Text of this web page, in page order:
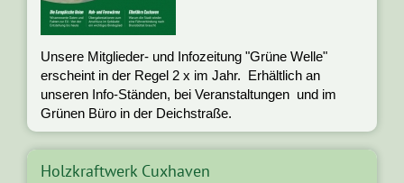
Unsere Mitglieder- und Infozeitung "Grüne Welle"
erscheint in der Regel 2 x im Jahr. Erhältlich an
unseren Info-Ständen, bei Veranstaltungen und im
Grünen Büro in der Deichstraße.
Holzkraftwerk Cuxhaven